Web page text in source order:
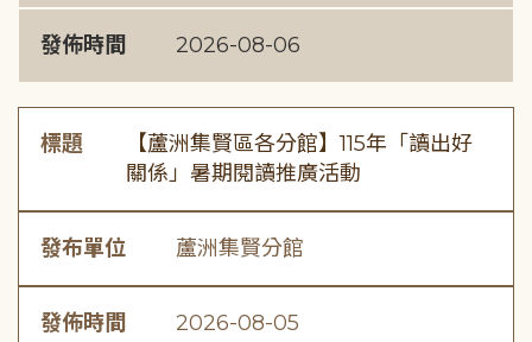
發佈時間 2026-08-06
標題
【蘆洲集賢區各分館】115年「讀出好
關係」暑期閱讀推廣活動
發布單位 蘆洲集賢分館
發佈時間 2026-08-05